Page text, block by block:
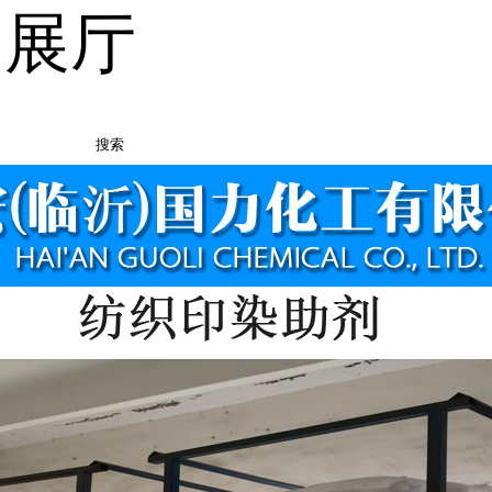
厅
搜索